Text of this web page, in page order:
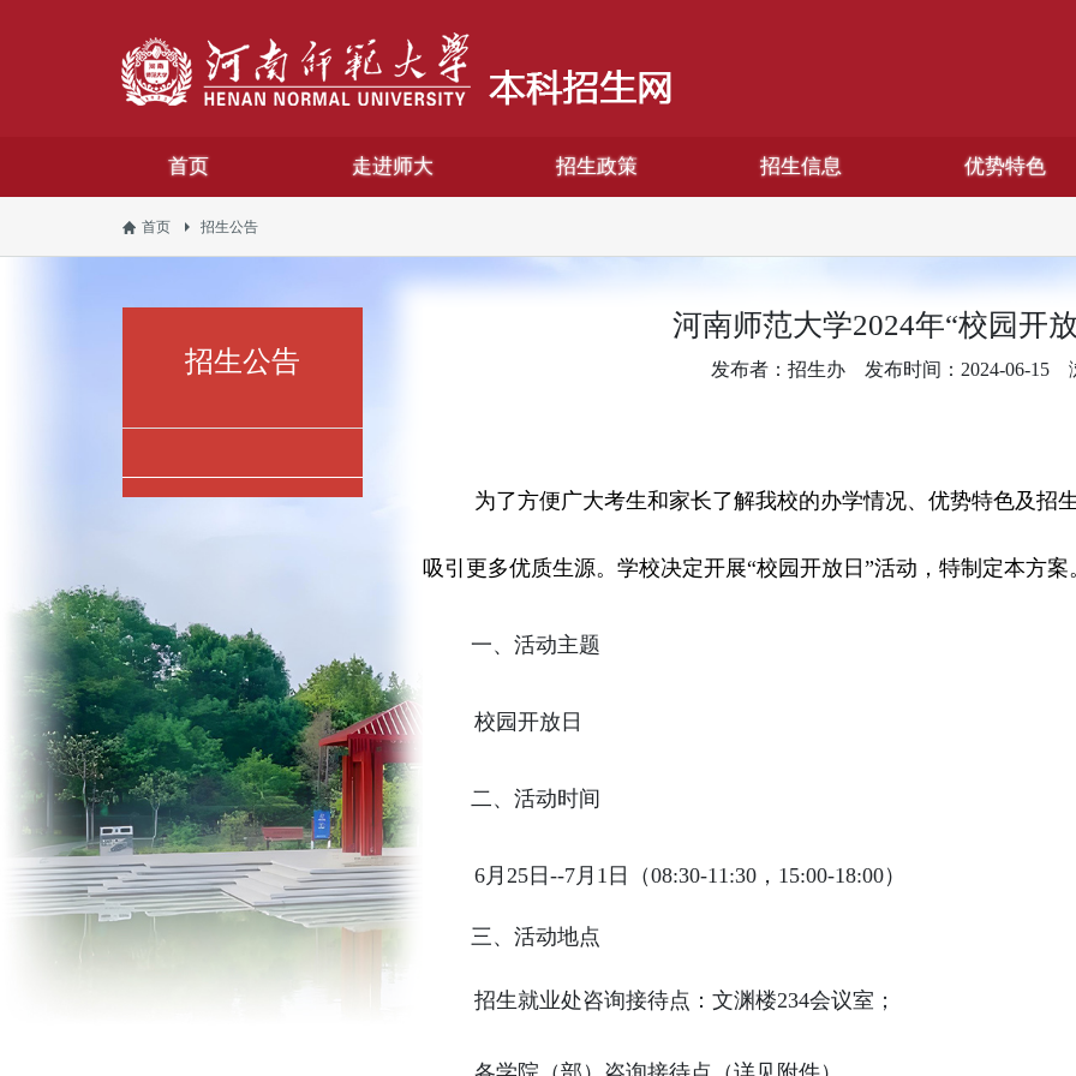
首页 走进师大 招生政策 招生信息 优势特色
首页 招生公告
招生公告
河南师范大学2024年“校园开
发布者：招生办 发布时间：2024-06-15
为了方便广大考生和家长了解我校的办学情况、优势特色及招
吸引更多优质生源。学校决定开展“校园开放日”活动，特制定本方案
一、活动主题
校园开放日
二、活动时间
6月 25 日 --7月 1 日（08:30-11:30 ， 15:00-18:00）
三、活动地点
招生就业处咨询接待点：文渊楼234会议室；